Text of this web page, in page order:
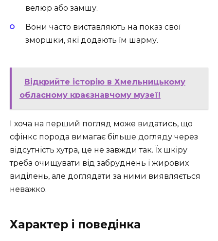
велюр або замшу.
Вони часто виставляють на показ свої
зморшки, які додають їм шарму.
Відкрийте історію в Хмельницькому
обласному краєзнавчому музеї!
І хоча на перший погляд може видатись, що
сфінкс порода вимагає більше догляду через
відсутність хутра, це не завжди так. Їх шкіру
треба очищувати від забруднень і жирових
виділень, але доглядати за ними виявляється
неважко.
Характер і поведінка